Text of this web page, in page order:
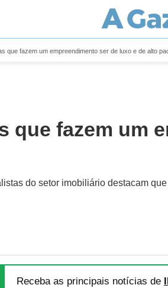
que fazem um empreendimento ser de luxo e de alto
que fazem um
do setor imobiliário destacam
Receba as principais notícias de